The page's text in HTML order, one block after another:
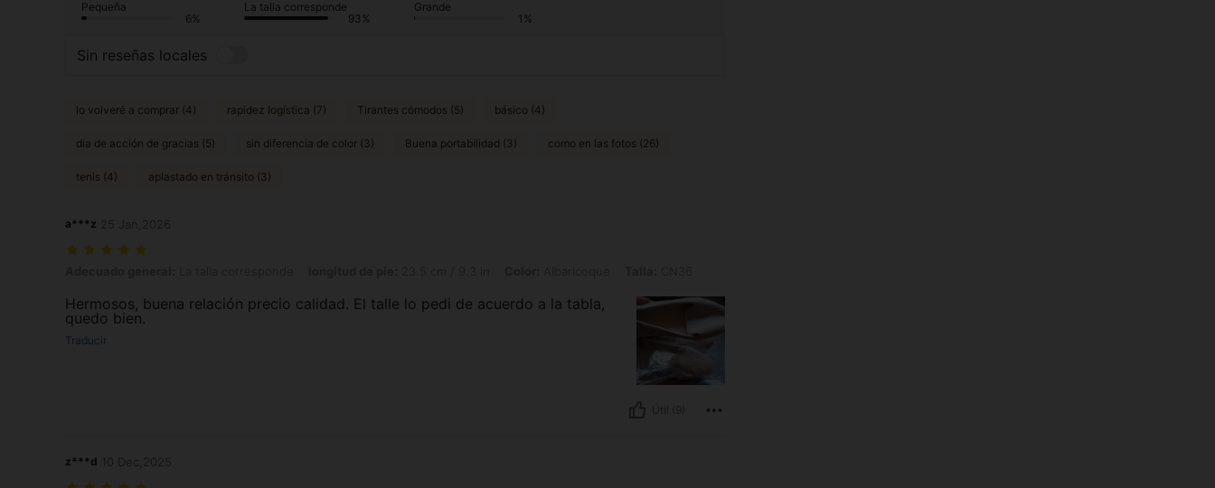
Pequeña
6%
La talla corresponde
93%
Grande
1%
Sin reseñas locales
lo volveré a comprar (4) rapidez logística (7) Tirantes cómodos (5) básico (4)
día de acción de gracias (5) sin diferencia de color (3) Buena portabilidad (3) como en las fotos (26)
tenis (4) aplastado en tránsito (3)
a***z
Hermosos, buena relación precio calidad. El talle lo pedi de acuerdo a la tabla,
quedo bien.
Traducir
z***d